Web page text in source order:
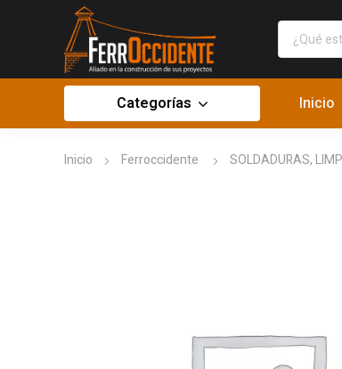
Categorías Inicio
Inicio Ferroccidente SOLDADURAS,